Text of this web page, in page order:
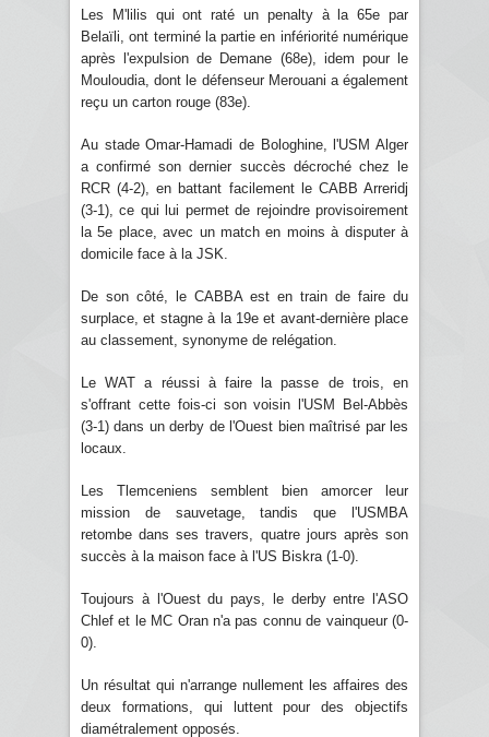
Les M'lilis qui ont raté un penalty à la 65e par
Belaïli, ont terminé la partie en infériorité numérique
après l'expulsion de Demane (68e), idem pour le
Mouloudia, dont le défenseur Merouani a également
reçu un carton rouge (83e).
Au stade Omar-Hamadi de Bologhine, l'USM Alger
a confirmé son dernier succès décroché chez le
RCR (4-2), en battant facilement le CABB Arreridj
(3-1), ce qui lui permet de rejoindre provisoirement
la 5e place, avec un match en moins à disputer à
domicile face à la JSK.
De son côté, le CABBA est en train de faire du
surplace, et stagne à la 19e et avant-dernière place
au classement, synonyme de relégation.
Le WAT a réussi à faire la passe de trois, en
s'offrant cette fois-ci son voisin l'USM Bel-Abbès
(3-1) dans un derby de l'Ouest bien maîtrisé par les
locaux.
Les Tlemceniens semblent bien amorcer leur
mission de sauvetage, tandis que l'USMBA
retombe dans ses travers, quatre jours après son
succès à la maison face à l'US Biskra (1-0).
Toujours à l'Ouest du pays, le derby entre l'ASO
Chlef et le MC Oran n'a pas connu de vainqueur (0-
0).
Un résultat qui n'arrange nullement les affaires des
deux formations, qui luttent pour des objectifs
diamétralement opposés.